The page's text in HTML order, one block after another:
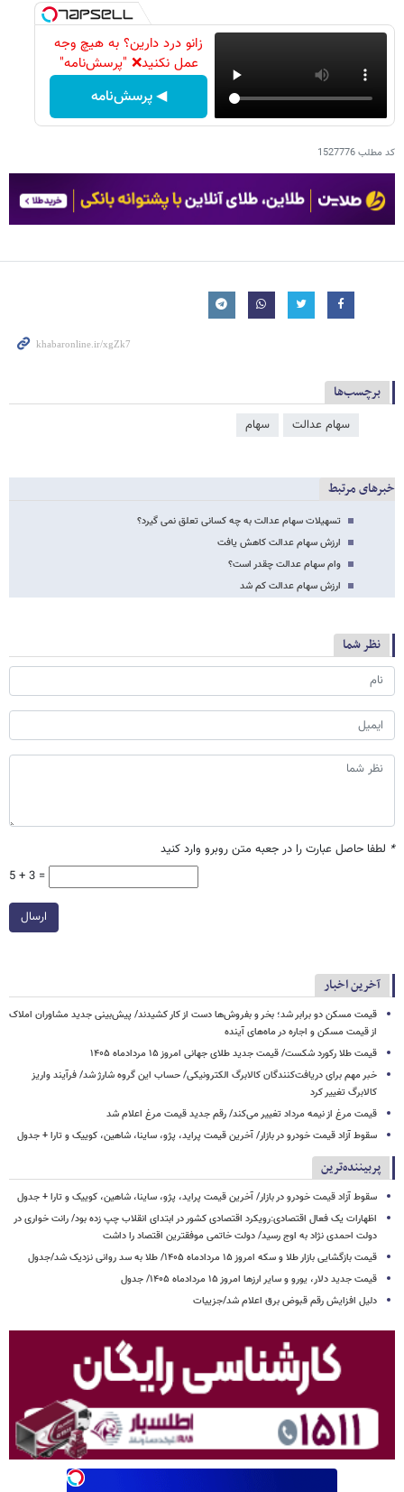
زانو درد دارین؟ به هیچ وجه
عمل نکنید❌ "پرسش‌نامه"
◀ پرسش‌نامه
کد مطلب1527776
برچسب‌ها
سهام عدالت سهام
خبرهای مرتبط
تسهیلات سهام عدالت به چه کسانی تعلق نمی گیرد؟
ارزش سهام عدالت کاهش یافت
وام سهام عدالت چقدر است؟
ارزش سهام عدالت کم شد
نظر شما
* لطفا حاصل عبارت را در جعبه متن روبرو وارد کنید
5 + 3 =
ارسال
آخرین اخبار
قیمت مسکن دو برابر شد؛ بخر و بفروش‌ها دست از کار کشیدند/ پیش‌بینی جدید مشاوران املاک
از قیمت مسکن و اجاره‌ در ماه‌های آینده
قیمت طلا رکورد شکست/ قیمت جدید طلای جهانی امروز ۱۵ مردادماه ۱۴۰۵
خبر مهم برای دریافت‌کنندگان کالابرگ الکترونیکی/ حساب این گروه شارژ شد/ فرآیند واریز
کالابرگ تغییر کرد
قیمت مرغ از نیمه مرداد تغییر می‌کند/ رقم جدید قیمت مرغ اعلام شد
سقوط آزاد قیمت خودرو در بازار/ آخرین قیمت پراید، پژو، ساینا، شاهین، کوییک و تارا + جدول
پربیننده‌ترین
سقوط آزاد قیمت خودرو در بازار/ آخرین قیمت پراید، پژو، ساینا، شاهین، کوییک و تارا + جدول
اظهارات یک فعال اقتصادی:رویکرد اقتصادی کشور در ابتدای انقلاب چپ زده بود/ رانت خواری در
دولت احمدی نژاد به اوج رسید/ دولت خاتمی موفقترین اقتصاد را داشت
قیمت بازگشایی بازار طلا و سکه امروز ۱۵ مردادماه ۱۴۰۵/ طلا به سد روانی نزدیک شد/جدول
قیمت جدید دلار، یورو و سایر ارزها امروز ۱۵ مردادماه ۱۴۰۵/ جدول
دلیل افزایش رقم قبوض برق اعلام شد/جزییات